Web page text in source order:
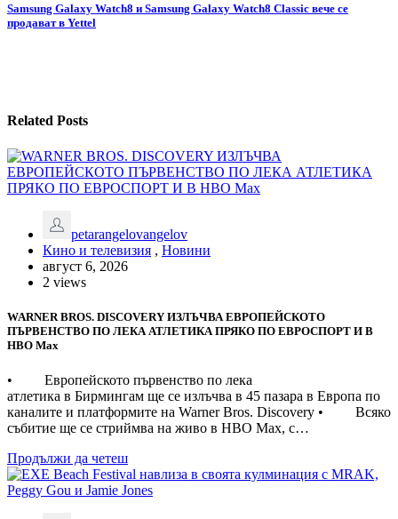
Samsung Galaxy Watch8 и Samsung Galaxy Watch8 Classic вече се
продават в Yettel
Related Posts
petarangelovangelov
Кино и телевизия , Новини
август 6, 2026
2 views
WARNER BROS. DISCOVERY ИЗЛЪЧВА ЕВРОПЕЙСКОТО
ПЪРВЕНСТВО ПО ЛЕКА АТЛЕТИКА ПРЯКО ПО ЕВРОСПОРТ И В
НВО Мах
• Европейското първенство по лека
атлетика в Бирмингам ще се излъчва в 45 пазара в Европа по
каналите и платформите на Warner Bros. Discovery • Всяко
събитие ще се стриймва на живо в HBO Max, с…
Продължи да четеш